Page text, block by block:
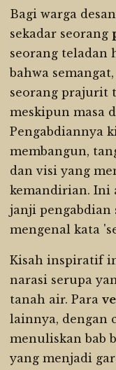
Bagi warga
sekadar seorang
seorang teladan
bahwa
seorang prajurit
meskipun masa
Pengabdiannya
membangun,
dan visi yang
kemandirian. Ini
janji pengabdian
mengenal kata
Kisah inspiratif
narasi serupa
tanah air. Para
lainnya, dengan
menuliskan bab
yang menjadi